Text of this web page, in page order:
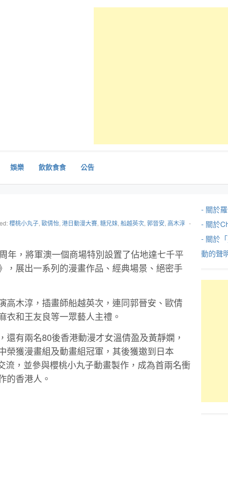
娛樂 飲飲食食 公告
櫻桃小丸子, 歐倩怡, 港日動漫大賽, 糖兄妹, 船越英次, 郭晉安, 高木淳 -
年，將軍澳一個商場特別設置了佔地達七千平
，展出一系列的漫畫作品、經典場景、絕密手
高木淳，插畫師船越英次，連同郭晉安、歐倩
衣和王友良等一眾藝人主禮。
還有兩名80後香港動漫才女溫倩盈及黃靜嫻，
榮獲漫畫組及動畫組冠軍，其後獲邀到日本
流，並參與櫻桃小丸子動畫製作，成為首兩名衝
的香港人。
- 關於
- 關於
- 關於
動的聲